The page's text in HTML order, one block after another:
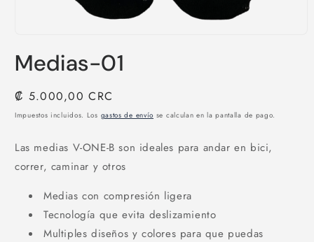
multimedia
1
una
ventana
modal
Medias-01
Precio
habitual
₡ 5.000,00 CRC
Impuestos incluidos. Los gastos de envío se calculan en la pantalla de pago.
Las medias V-ONE-B son ideales para andar en bici,
correr, caminar y otros
Medias con compresión ligera
Tecnología que evita deslizamiento
Multiples diseños y colores para que puedas